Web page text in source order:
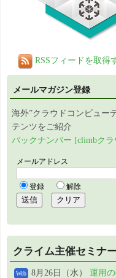
RSSフィードを取得
メールマガジン登録
海外”クラウドコンピュー
テンツをご紹介
バックナンバー [climbク
クライム主催セミナ
Web 8月26日（水） 運用